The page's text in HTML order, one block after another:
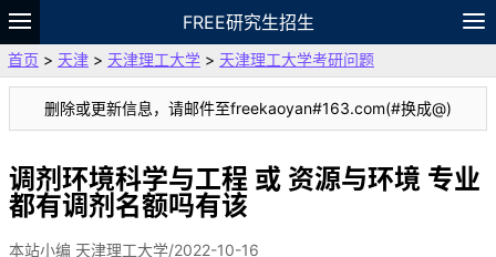
FREE研究生招生
题库
故事 专题 APP 笔记
论坛
VIP
资料
首页 > 天津 > 天津理工大学 > 天津理工大学考研问题
删除或更新信息，请邮件至freekaoyan#163.com(#换成@)
调剂环境科学与工程 或 资源与环境 专业
都有调剂名额吗有该
本站小编 天津理工大学/2022-10-16